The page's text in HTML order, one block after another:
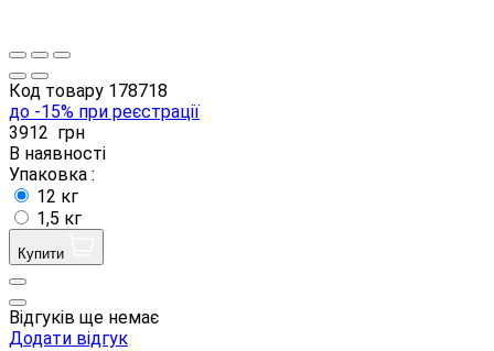
Код товару 178718
до -15% при реєстрації
3912 грн
В наявності
Упаковка :
12 кг
1,5 кг
Купити
Відгуків ще немає
Додати відгук